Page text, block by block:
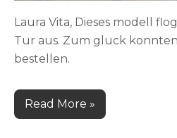
Laura Vita, Dieses modell
Tur aus. Zum gluck
bestellen.
Read More »